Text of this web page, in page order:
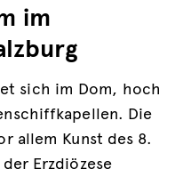
im
sich im Dom, hoch
Die
allem Kunst des 8.
Erzdiözese